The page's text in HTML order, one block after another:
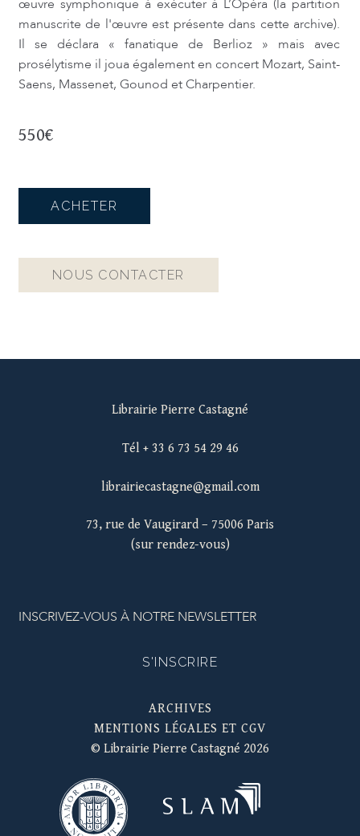
œuvre symphonique à exécuter à L’Opéra (la partition
manuscrite de l'œuvre est présente dans cette archive).
Il se déclara « fanatique de Berlioz » mais avec
prosélytisme il joua également en concert Mozart, Saint-
Saens, Massenet, Gounod et Charpentier.
550€
ACHETER
NOUS CONTACTER
Librairie Pierre Castagné
Tél + 33 6 73 54 29 46
librairiecastagne@gmail.com
73, rue de Vaugirard – 75006 Paris
(sur rendez-vous)
INSCRIVEZ-VOUS À NOTRE NEWSLETTER
S'INSCRIRE
ARCHIVES
MENTIONS LÉGALES ET CGV
© Librairie Pierre Castagné 2026